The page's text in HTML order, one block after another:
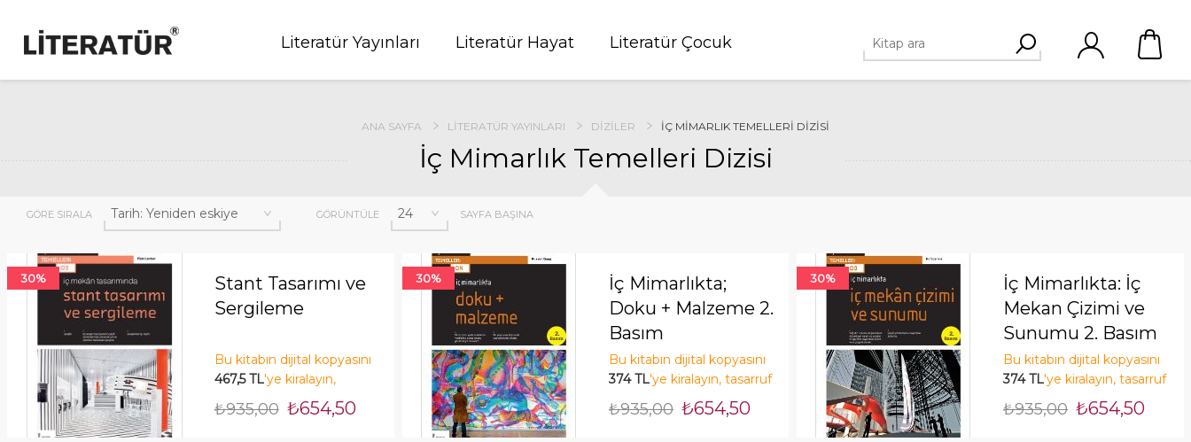
Literatür Yayınları Literatür Hayat Literatür Çocuk
ANA SAYFA LITERATÜR YAYINLARI DIZILER İÇ MIMARLIK TEMELLERI DIZISI
İç Mimarlık Temelleri Dizisi
GÖRE SIRALA GÖRÜNTÜLE SAYFA BAŞINA
30%
Stant Tasarımı ve
Sergileme
Bu kitabın dijital kopyasını
467,5 TL'ye kiralayın,
tasarruf edin! Şimdi Kirala!
₺935,00 ₺654,50
30%
İç Mimarlıkta;
Doku + Malzeme 2.
Basım
Bu kitabın dijital kopyasını
374 TL'ye kiralayın, tasarruf
edin! Şimdi Kirala!
₺935,00 ₺654,50
30%
İç Mimarlıkta: İç
Mekan Çizimi ve
Sunumu 2. Basım
Bu kitabın dijital kopyasını
374 TL'ye kiralayın, tasarruf
edin! Şimdi Kirala!
₺935,00 ₺654,50